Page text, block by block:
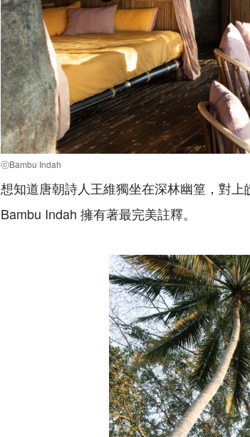
ⓒBambu Indah
想知道唐朝詩人王維獨坐在深林幽篁，對
Bambu Indah 擁有著最完美註釋。